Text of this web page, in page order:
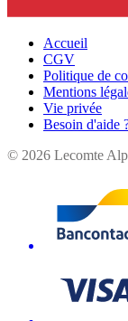
Accueil
CGV
Politique de
Mentions
Vie privée
Besoin d'aide
© 2026 Lecomte